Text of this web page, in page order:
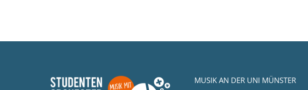
MUSIK AN DER UNI MÜNSTER